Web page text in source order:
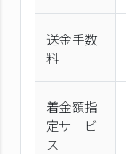
送金手数
料
着金額指
定サービ
ス